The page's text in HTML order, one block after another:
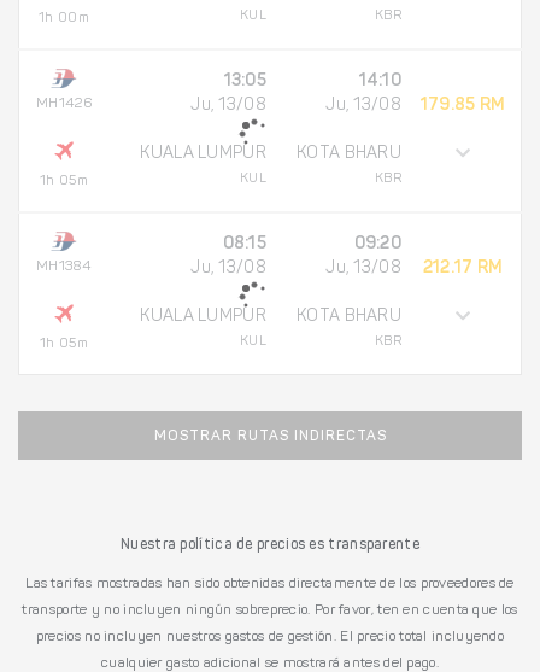
1h 00m KUL KBR
MH1426
1h 05m
13:05
Ju, 13/08
KUALA LUMPUR
KUL
14:10
Ju, 13/08
KOTA BHARU
KBR
179.85 RM
MH1384
1h 05m
08:15
Ju, 13/08
KUALA LUMPUR
KUL
09:20
Ju, 13/08
KOTA BHARU
KBR
212.17 RM
MOSTRAR RUTAS INDIRECTAS
Nuestra política de precios es transparente
Las tarifas mostradas han sido obtenidas directamente de los proveedores de
transporte y no incluyen ningún sobreprecio. Por favor, ten en cuenta que los
precios no incluyen nuestros gastos de gestión. El precio total incluyendo
cualquier gasto adicional se mostrará antes del pago.